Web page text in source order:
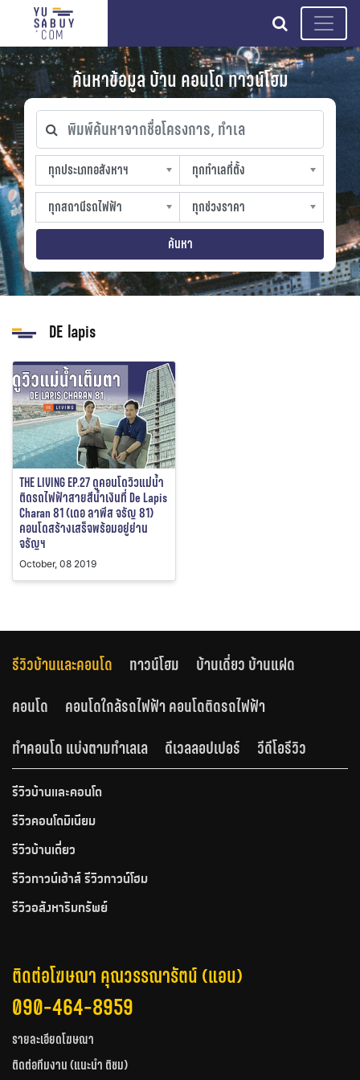
search
ค้นหาข้อมูล บ้าน คอนโด ทาวน์โฮม
พิมพ์ค้นหาจากชื่อโครงการ, ทำเล
ทุกประเภทอสังหาฯ
ทุกประเภทอสังหาฯ
sproperty
ทุกทำเลที่ตั้ง
ทุกทำเลที่ตั้ง
slocation
ทุกสถานีรถไฟฟ้า
ทุกสถานีรถไฟฟ้า
strain-station
ทุกช่วงราคา
ทุกช่วงราคา
sprice
ค้นหา
DE lapis
THE LIVING EP.27 ดูคอนโดวิวแม่น้ำ
ติดรถไฟฟ้าสายสีน้ำเงินที่ De Lapis
Charan 81 (เดอ ลาพีส จรัญ 81)
คอนโดสร้างเสร็จพร้อมอยู่ย่าน
จรัญฯ
October, 08 2019
รีวิวบ้านและคอนโด ทาวน์โฮม
บ้านเดี่ยว บ้านแฝด
คอนโด
คอนโดใกล้รถไฟฟ้า คอนโดติดรถไฟฟ้า
ทำคอนโด แบ่งตามทำเลเล
ดีเวลลอปเปอร์ วีดีโอรีวิว
รีวิวบ้านและคอนโด
รีวิวคอนโดมิเนียม
รีวิวบ้านเดี่ยว
รีวิวทาวน์เฮ้าส์ รีวิวทาวน์โฮม
รีวิวอสังหาริมทรัพย์
ติดต่อโฆษณา คุณวรรณารัตน์ (แอน)
090-464-8959
รายละเอียดโฆษณา
ติดต่อทีมงาน (แนะนำ ติชม)